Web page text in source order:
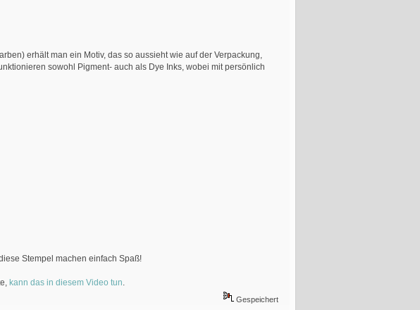
erhält man ein Motiv, das so aussieht wie auf der Verpackung,
sowohl Pigment- auch als Dye Inks, wobei mit persönlich
Stempel machen einfach Spaß!
kann das in diesem Video tun.
Gespeichert